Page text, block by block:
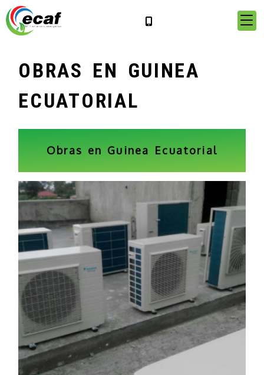
OBRAS EN GUINEA
ECUATORIAL
Obras en Guinea Ecuatorial
Previous Next